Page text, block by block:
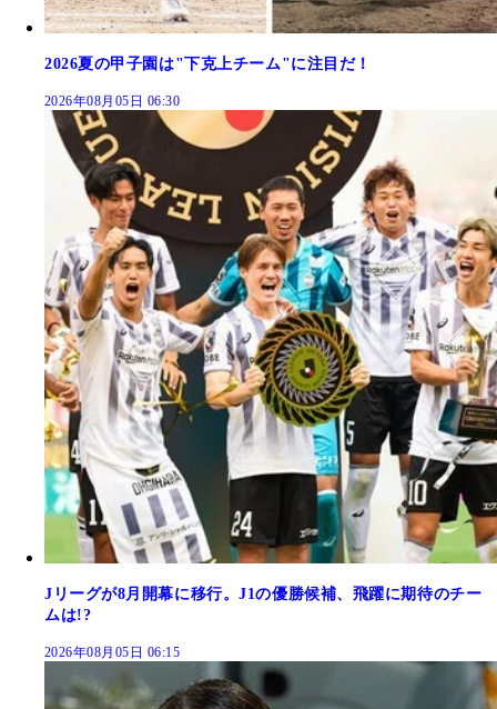
2026夏の甲子園は"下克上チーム"に注目だ！
2026年08月05日 06:30
Jリーグが8月開幕に移行。J1の優勝候補、飛躍に期待のチー
ムは!?
2026年08月05日 06:15